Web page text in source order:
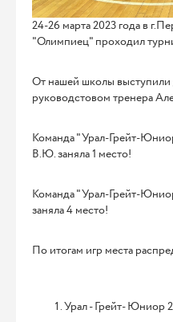
24-26 марта 2023 года в
"Олимпиец" проходил
От нашей школы
руководстовом тренера
Команда "Урал-Грейт-
В.Ю. заняла 1 место!
Команда "Урал-Грейт-
заняла 4 место!
По итогам игр места
Урал - Грейт- Юниор